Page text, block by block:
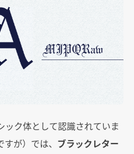
ック体として認識されていま
が）では、 ブラックレター